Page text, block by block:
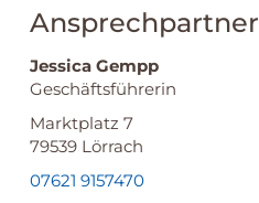
Ansprechpartner
Jessica Gempp
Geschäftsführerin
Marktplatz 7
79539 Lörrach
07621 9157470